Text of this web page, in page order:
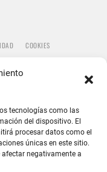
tecnologías como las
del dispositivo. El
procesar datos como el
únicas en este sitio.
negativamente a
COOKIES